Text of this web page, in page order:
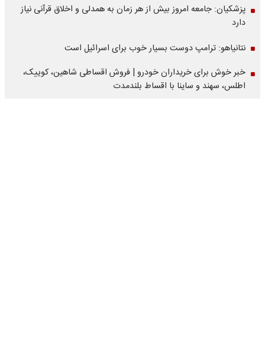
پزشکیان: جامعه امروز بیش از هر زمان به همدلی و اخلاق قرآنی نیاز
دارد
نتانیاهو: ترامپ دوست بسیار خوب برای اسرائیل است
خبر خوش برای خریداران خودرو | فروش اقساطی شاهین، کوییک،
اطلس، سهند و ساینا با اقساط بلندمدت